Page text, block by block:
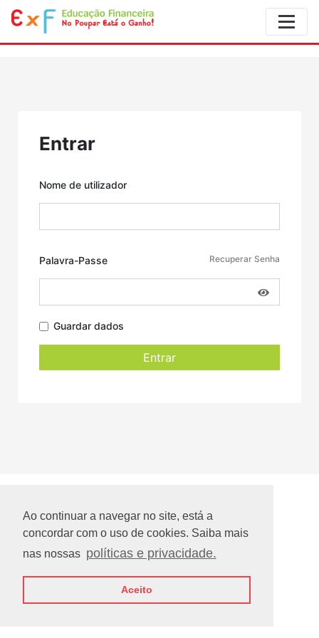
Ao continuar a navegar no site, está a
concordar com o uso de cookies. Saiba mais
nas nossas políticas e privacidade.
Aceito
Entrar
Nome de utilizador
Palavra-Passe Recuperar Senha
Guardar dados
Entrar